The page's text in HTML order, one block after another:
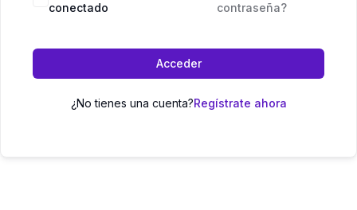
conectado
contraseña?
Acceder
¿No tienes una cuenta?Regístrate ahora